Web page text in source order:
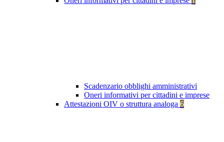
Scadenzario obblighi amministrativi
Oneri informativi per cittadini e imprese
Attestazioni OIV o struttura analoga 6